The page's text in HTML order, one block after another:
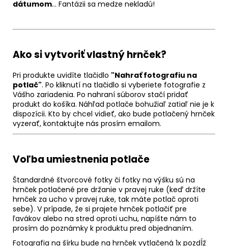
dátumom… Fantázii sa medze nekladú!
Ako si vytvoriť vlastný hrnček?
Pri produkte uvidíte tlačidlo "Nahrať fotografiu na
potlač". Po kliknutí na tlačidlo si vyberiete fotografie z
Vášho zariadenia. Po nahraní súborov stačí pridať
produkt do košíka. Náhľad potlače bohužiaľ zatiaľ nie je k
dispozícii. Kto by chcel vidieť, ako bude potlačený hrnček
vyzerať, kontaktujte nás prosím emailom.
Voľba umiestnenia potlače
Štandardné štvorcové fotky či fotky na výšku sú na
hrnček potlačené pre držanie v pravej ruke (keď držíte
hrnček za ucho v pravej ruke, tak máte potlač oproti
sebe). V prípade, že si prajete hrnček potlačiť pre
ľavákov alebo na stred oproti uchu, napíšte nám to
prosím do poznámky k produktu pred objednaním.
Fotografia na šírku bude na hrnček vytlačená 1x pozdĺž